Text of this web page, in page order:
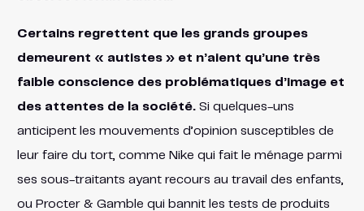
Certains regrettent que les grands groupes
demeurent « autistes » et n’aient qu’une très
faible conscience des problématiques d’image et
des attentes de la société.Si quelques-uns
anticipent les mouvements d’opinion susceptibles de
leur faire du tort, comme Nike qui fait le ménage parmi
ses sous-traitants ayant recours au travail des enfants,
ou Procter & Gamble qui bannit les tests de produits